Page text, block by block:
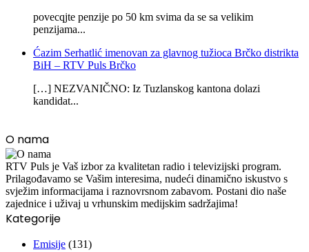
povecqjte penzije po 50 km svima da se sa velikim
penzijama...
Ćazim Serhatlić imenovan za glavnog tužioca Brčko distrikta
BiH – RTV Puls Brčko
[…] NEZVANIČNO: Iz Tuzlanskog kantona dolazi
kandidat...
O nama
RTV Puls je Vaš izbor za kvalitetan radio i televizijski program.
Prilagođavamo se Vašim interesima, nudeći dinamično iskustvo s
svježim informacijama i raznovrsnom zabavom. Postani dio naše
zajednice i uživaj u vrhunskim medijskim sadržajima!
Kategorije
Emisije (131)